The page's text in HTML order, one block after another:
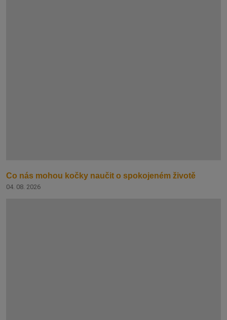
Co nás mohou kočky naučit o spokojeném životě
04. 08. 2026